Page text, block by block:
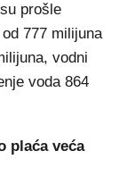
prošle
777 milijuna
vodni
voda 864
plaća veća